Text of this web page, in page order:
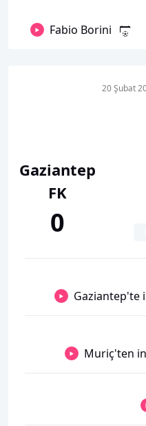
Fabio Borini
Gaziantep
FK
0
20 Şubat
Gaziantep'te
Muriç'ten